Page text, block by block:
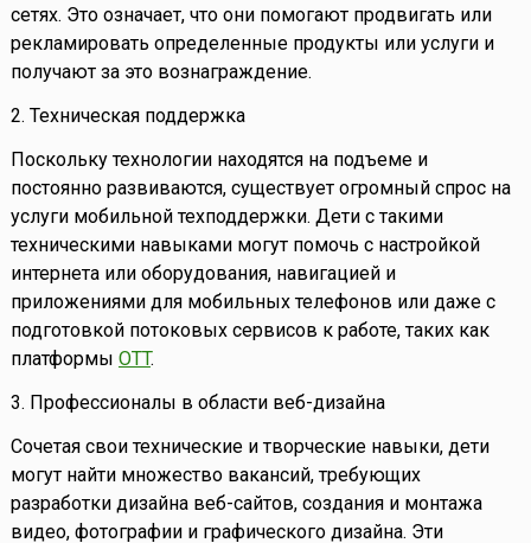
сетях. Это означает, что они помогают продвигать или
рекламировать определенные продукты или услуги и
получают за это вознаграждение.
2. Техническая поддержка
Поскольку технологии находятся на подъеме и
постоянно развиваются, существует огромный спрос на
услуги мобильной техподдержки. Дети с такими
техническими навыками могут помочь с настройкой
интернета или оборудования, навигацией и
приложениями для мобильных телефонов или даже с
подготовкой потоковых сервисов к работе, таких как
платформы OTT.
3. Профессионалы в области веб-дизайна
Сочетая свои технические и творческие навыки, дети
могут найти множество вакансий, требующих
разработки дизайна веб-сайтов, создания и монтажа
видео, фотографии и графического дизайна. Эти